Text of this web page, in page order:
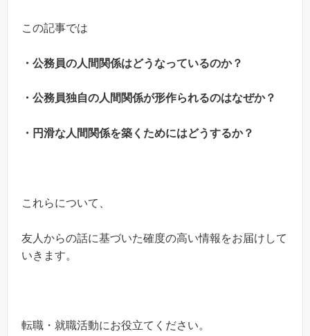
この記事では
・公務員の人間関係はどうなっているのか？
・公務員独自の人間関係が形作られるのはなぜか？
・円滑な人間関係を築くためにはどうするか？
これらについて、
友人からの話に基づいた確度の高い情報をお届けして
いきます。
転職・就職活動にお役立てください。